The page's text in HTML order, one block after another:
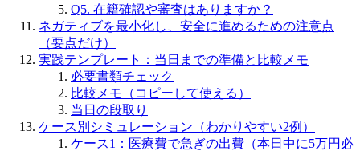
Q5. 在籍確認や審査はありますか？
ネガティブを最小化し、安全に進めるための注意点
（要点だけ）
実践テンプレート：当日までの準備と比較メモ
必要書類チェック
比較メモ（コピーして使える）
当日の段取り
ケース別シミュレーション（わかりやすい2例）
ケース1：医療費で急ぎの出費（本日中に5万円必